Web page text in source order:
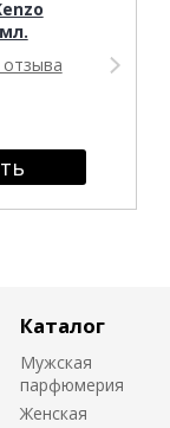
отзыва
Каталог
Мужская
парфюмерия
Женская